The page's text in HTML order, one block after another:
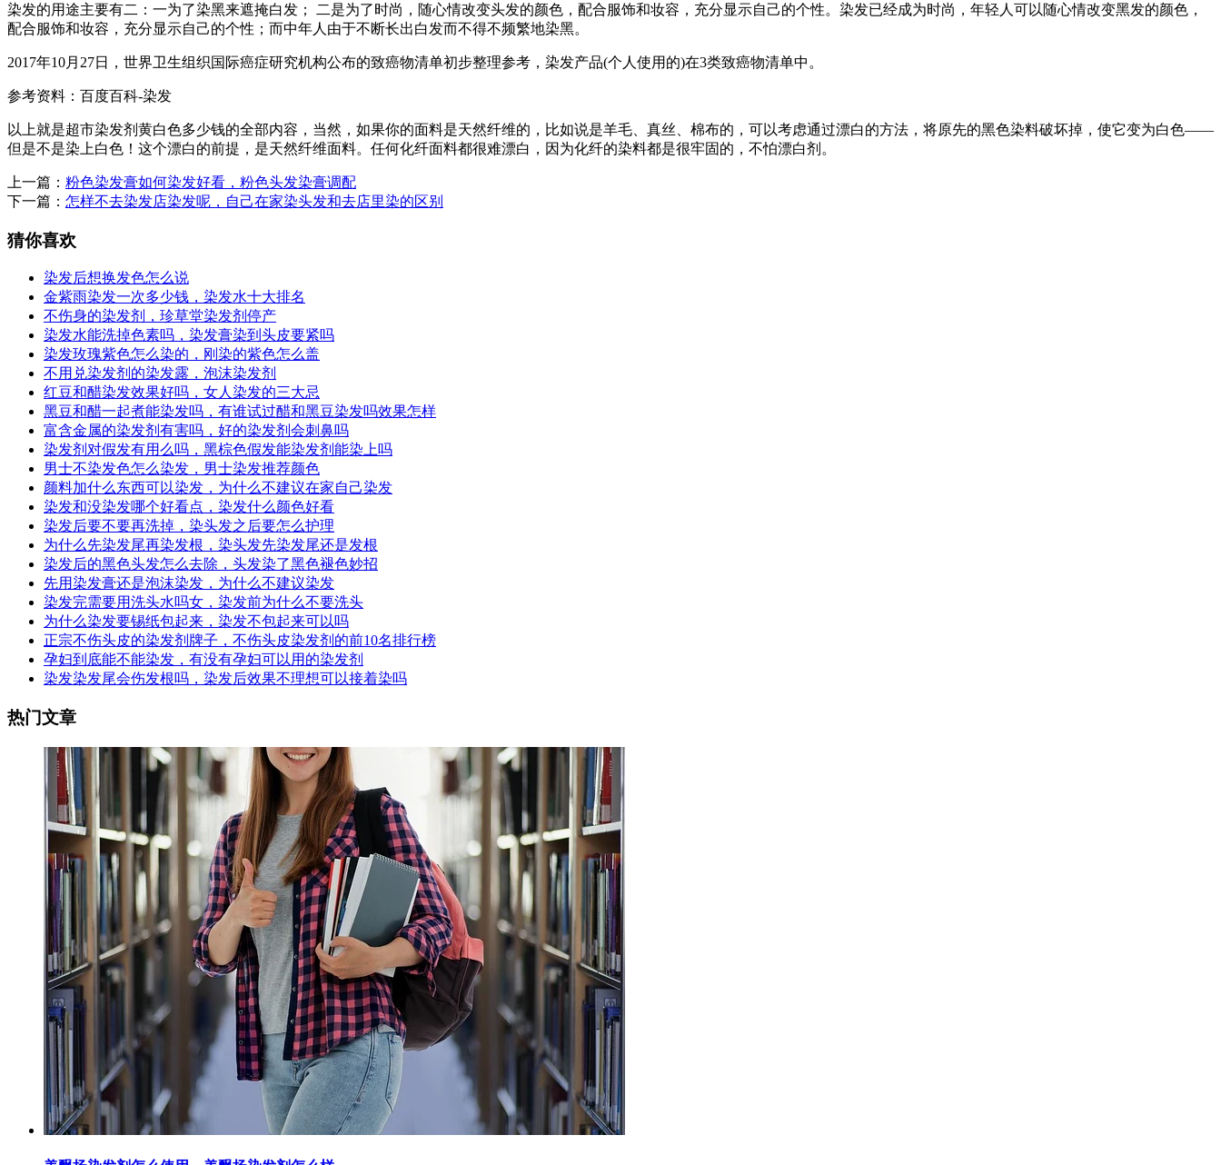
染发的用途主要有二：一为了染黑来遮掩白发； 二是为了时尚，随心情改变头发的颜色，配合服饰和妆容，充分显示自己的个性。染发已经成为时尚，年轻人可以随心情改变黑发的颜色，
配合服饰和妆容，充分显示自己的个性；而中年人由于不断长出白发而不得不频繁地染黑。
2017年10月27日，世界卫生组织国际癌症研究机构公布的致癌物清单初步整理参考，染发产品(个人使用的)在3类致癌物清单中。
参考资料：百度百科-染发
以上就是超市染发剂黄白色多少钱的全部内容，当然，如果你的面料是天然纤维的，比如说是羊毛、真丝、棉布的，可以考虑通过漂白的方法，将原先的黑色染料破坏掉，使它变为白色——
但是不是染上白色！这个漂白的前提，是天然纤维面料。任何化纤面料都很难漂白，因为化纤的染料都是很牢固的，不怕漂白剂。
上一篇： 粉色染发膏如何染发好看，粉色头发染膏调配
下一篇： 怎样不去染发店染发呢，自己在家染头发和去店里染的区别
猜你喜欢
染发后想换发色怎么说
金紫雨染发一次多少钱，染发水十大排名
不伤身的染发剂，珍草堂染发剂停产
染发水能洗掉色素吗，染发膏染到头皮要紧吗
染发玫瑰紫色怎么染的，刚染的紫色怎么盖
不用兑染发剂的染发露，泡沫染发剂
红豆和醋染发效果好吗，女人染发的三大忌
黑豆和醋一起煮能染发吗，有谁试过醋和黑豆染发吗效果怎样
富含金属的染发剂有害吗，好的染发剂会刺鼻吗
染发剂对假发有用么吗，黑棕色假发能染发剂能染上吗
男士不染发色怎么染发，男士染发推荐颜色
颜料加什么东西可以染发，为什么不建议在家自己染发
染发和没染发哪个好看点，染发什么颜色好看
染发后要不要再洗掉，染头发之后要怎么护理
为什么先染发尾再染发根，染头发先染发尾还是发根
染发后的黑色头发怎么去除，头发染了黑色褪色妙招
先用染发膏还是泡沫染发，为什么不建议染发
染发完需要用洗头水吗女，染发前为什么不要洗头
为什么染发要锡纸包起来，染发不包起来可以吗
正宗不伤头皮的染发剂牌子，不伤头皮染发剂的前10名排行榜
孕妇到底能不能染发，有没有孕妇可以用的染发剂
染发染发尾会伤发根吗，染发后效果不理想可以接着染吗
热门文章